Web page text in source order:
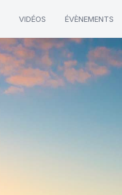
VIDÉOS ÉVÈNEMENTS